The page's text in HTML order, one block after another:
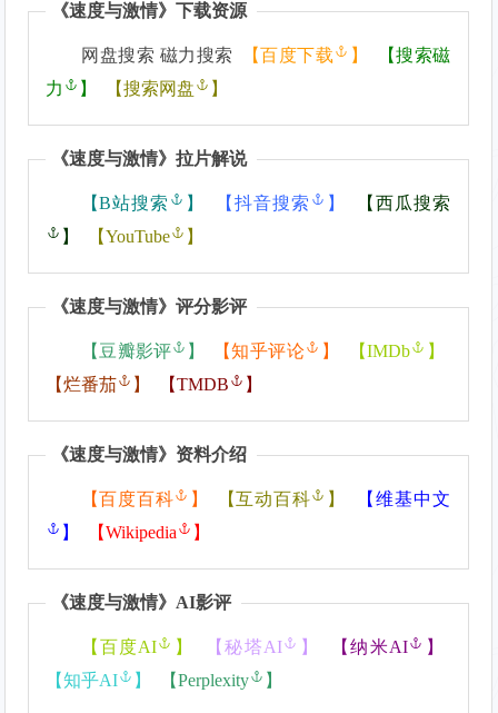
《速度与激情》下载资源
网盘搜索 磁力搜索 【百度下载 】 【搜索磁
力
】 【搜索网盘 】
《速度与激情》拉片解说
【B站搜索 】 【抖音搜索 】 【西瓜搜索
】
【YouTube 】
《速度与激情》评分影评
【 豆瓣影评 】 【知乎评论 】 【IMDb
】
【烂番茄 】 【TMDB 】
《速度与激情》资料介绍
【百度百科 】 【互动百科 】 【维基中文
】
【Wikipedia 】
《速度与激情》AI影评
【百度AI 】 【秘塔AI 】 【纳米AI
】
【知乎AI 】 【Perplexity 】